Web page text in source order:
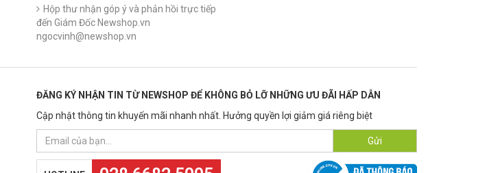
Hộp thư nhận góp ý và phản hồi trực tiếp
đến Giám Đốc Newshop.vn
ngocvinh@newshop.vn
ĐĂNG KÝ NHẬN TIN TỪ NEWSHOP ĐỂ KHÔNG BỎ LỠ NHỮNG ƯU ĐÃI HẤP DẪN
Cập nhật thông tin khuyến mãi nhanh nhất. Hưởng quyền lợi giảm giá riêng biệt
Gửi